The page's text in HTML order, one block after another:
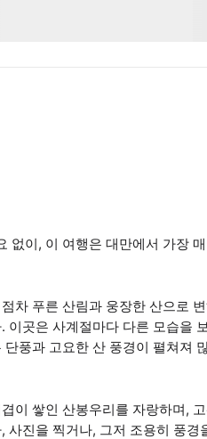
없이, 이 여행은 대만에서 가장
차 푸른 산림과 웅장한 산으로
곳은 사계절마다 다른 모습을
풍과 고요한 산 풍경이 펼쳐져
이 쌓인 산봉우리를 자랑하며,
진을 찍거나, 그저 조용히 풍경